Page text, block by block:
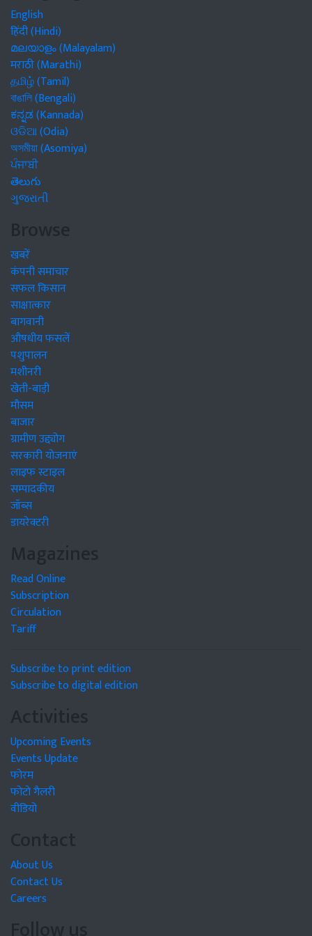
English
हिंदी (Hindi)
മലയാളം (Malayalam)
मराठी (Marathi)
தமிழ் (Tamil)
বাঙালি (Bengali)
ಕನ್ನಡ (Kannada)
ଓଡିଆ (Odia)
অসমীয়া (Asomiya)
ਪੰਜਾਬੀ
తెలుగు
ગુજરાતી
Browse
खबरें
कंपनी समाचार
सफल किसान
साक्षात्कार
बागवानी
औषधीय फसलें
पशुपालन
मशीनरी
खेती-बाड़ी
मौसम
बाजार
ग्रामीण उद्द्योग
सरकारी योजनाएं
लाइफ स्टाइल
सम्पादकीय
जॉब्स
डायरेक्टरी
Magazines
Read Online
Subscription
Circulation
Tariff
Subscribe to print edition
Subscribe to digital edition
Activities
Upcoming Events
Events Update
फोरम
फोटो गैलरी
वीडियो
Contact
About Us
Contact Us
Careers